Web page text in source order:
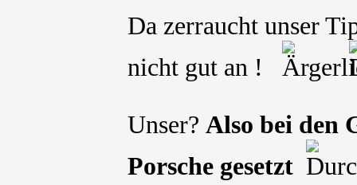
Da zerraucht unser
nicht gut an !
Unser? Also bei den
Porsche gesetzt